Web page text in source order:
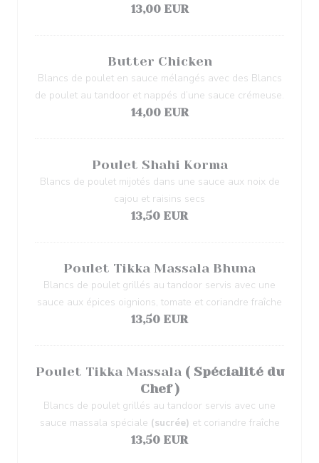
13,00 EUR
Butter Chicken
Blancs de poulet en sauce mélangés avec des Blancs
de poulet au tandoor et nappés d’une sauce crémeuse.
14,00 EUR
Poulet Shahi Korma
Blancs de poulet mijotés dans une sauce aux noix de
cajou et raisins secs
13,50 EUR
Poulet Tikka Massala Bhuna
Blancs de poulet grillés au tandoor servis avec une
sauce aux épices oignions, tomate et coriandre fraîche
13,50 EUR
Poulet Tikka Massala ( Spécialité du
Chef )
Blancs de poulet grillés au tandoor servis avec une
sauce massala spéciale (sucrée) et coriandre fraîche
13,50 EUR